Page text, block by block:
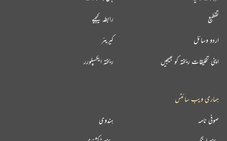
تقطیع
اردو وسائل
اپنی تخلیقات ریختہ کو بھیجیں
رابطہ کیجیے
کیریئر
ریختہ ایکسپلورر
ہماری ویب سائٹس
ہندوی صوفی نامہ